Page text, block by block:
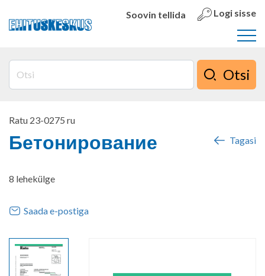
Soovin tellida Logi sisse
Otsi
Ratu 23-0275 ru
Бетонирование Tagasi
8 lehekülge
Saada e-postiga